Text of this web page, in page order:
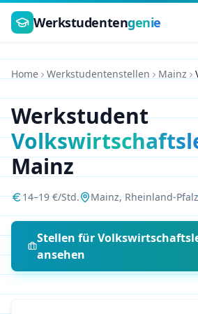
Zum Hauptinhalt springen
Werkstudentengenie
Home Werkstudentenstellen Mainz
Werkstudent
Mainz
14–19€/Std. Mainz,Rheinland-Pfalz
Stellen für
ansehen